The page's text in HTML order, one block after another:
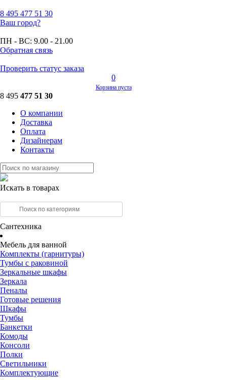
8 495 477 51 30
Ваш город?
ПН - ВС: 9.00 - 21.00
Обратная связь
Проверить статус заказа
0
Корзина пуста
8 495 477 51 30
О компании
Доставка
Оплата
Дизайнерам
Контакты
Искать в товарах
Сантехника
Мебель для ванной
Комплекты (гарнитуры)
Тумбы с раковиной
Зеркальные шкафы
Зеркала
Пеналы
Готовые решения
Шкафы
Тумбы
Банкетки
Комоды
Консоли
Полки
Светильники
Комплектующие